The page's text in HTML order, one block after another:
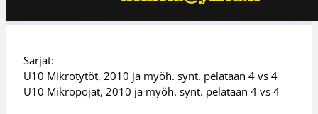
Sarjat:
U10 Mikrotytöt, 2010 ja myöh. synt. pelataan 4 vs 4
U10 Mikropojat, 2010 ja myöh. synt. pelataan 4 vs 4